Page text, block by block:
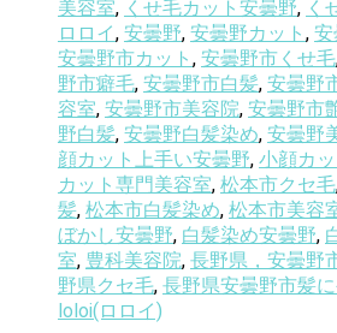
美容室, くせ毛カット安曇野, く
ロロイ, 安曇野, 安曇野カット ,
安曇野市カット , 安曇野市くせ毛
野市癖毛, 安曇野市白髪, 安曇野
容室, 安曇野市美容院, 安曇野市
野白髪, 安曇野白髪染め, 安曇野
顔カット上手い安曇野, 小顔カ
カット専門美容室, 松本市クセ毛
髪, 松本市白髪染め, 松本市美容
ぼかし安曇野, 白髪染め安曇野,
室, 豊科美容院, 長野県，安曇野
野県クセ毛, 長野県安曇野市髪
loloi(ロロイ)